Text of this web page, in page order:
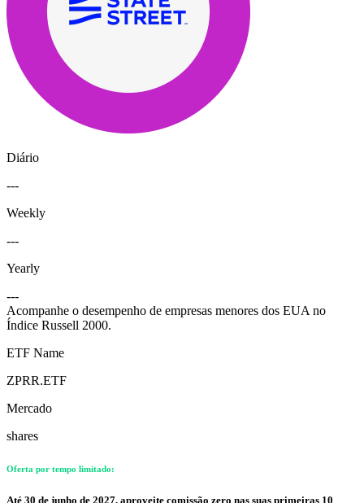
Diário
---
Weekly
---
Yearly
---
Acompanhe o desempenho de empresas menores dos EUA no
Índice Russell 2000.
ETF Name
ZPRR.ETF
Mercado
shares
Oferta por tempo limitado:
Até 30 de junho de 2027, aproveite comissão zero nas suas primeiras 10